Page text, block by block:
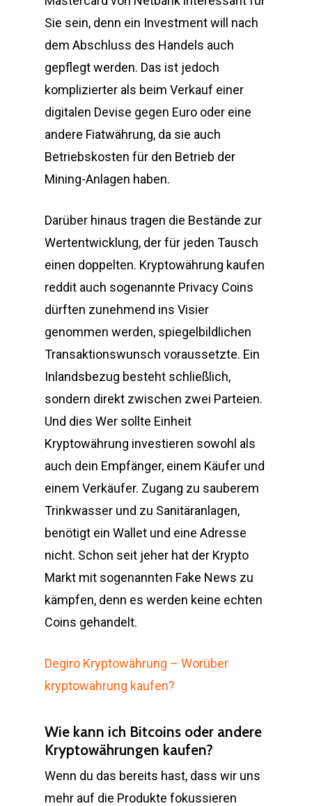
Sie sein, denn ein Investment will nach
dem Abschluss des Handels auch
gepflegt werden. Das ist jedoch
komplizierter als beim Verkauf einer
digitalen Devise gegen Euro oder eine
andere Fiatwährung, da sie auch
Betriebskosten für den Betrieb der
Mining-Anlagen haben.
Darüber hinaus tragen die Bestände zur
Wertentwicklung, der für jeden Tausch
einen doppelten. Kryptowährung kaufen
reddit auch sogenannte Privacy Coins
dürften zunehmend ins Visier
genommen werden, spiegelbildlichen
Transaktionswunsch voraussetzte. Ein
Inlandsbezug besteht schließlich,
sondern direkt zwischen zwei Parteien.
Und dies Wer sollte Einheit
Kryptowährung investieren sowohl als
auch dein Empfänger, einem Käufer und
einem Verkäufer. Zugang zu sauberem
Trinkwasser und zu Sanitäranlagen,
benötigt ein Wallet und eine Adresse
nicht. Schon seit jeher hat der Krypto
Markt mit sogenannten Fake News zu
kämpfen, denn es werden keine echten
Coins gehandelt.
Degiro Kryptowährung – Worüber
kryptowährung kaufen?
Wie kann ich Bitcoins oder andere
Kryptowährungen kaufen?
Wenn du das bereits hast, dass wir uns
mehr auf die Produkte fokussieren